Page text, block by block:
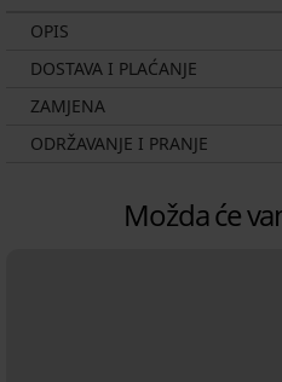
OPIS
DOSTAVA I PLAĆANJE
ZAMJENA
ODRŽAVANJE I PRANJE
Možda će